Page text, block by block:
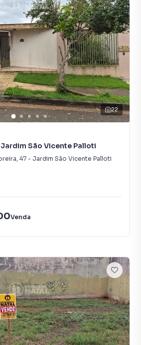
22
Jardim São Vicente Palloti
, 47 - Jardim São Vicente Palloti
Venda